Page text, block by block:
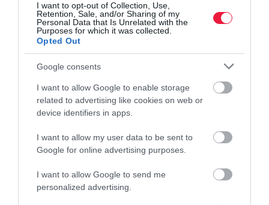
I want to opt-out of Collection, Use,
Retention, Sale, and/or Sharing of my
Personal Data that Is Unrelated with the
Purposes for which it was collected.
Opted Out
Google consents
I want to allow Google to enable storage
related to advertising like cookies on web or
device identifiers in apps.
I want to allow my user data to be sent to
Google for online advertising purposes.
I want to allow Google to send me
personalized advertising.